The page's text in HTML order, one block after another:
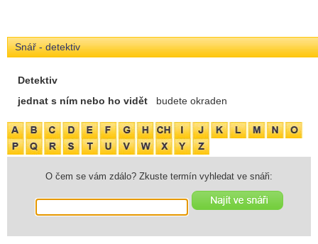
Snář - detektiv
Detektiv
jednat s ním nebo ho vidět
budete okraden
O čem se vám zdálo? Zkuste termín vyhledat ve snáři: